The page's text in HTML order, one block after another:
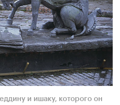
и ишаку, которого он